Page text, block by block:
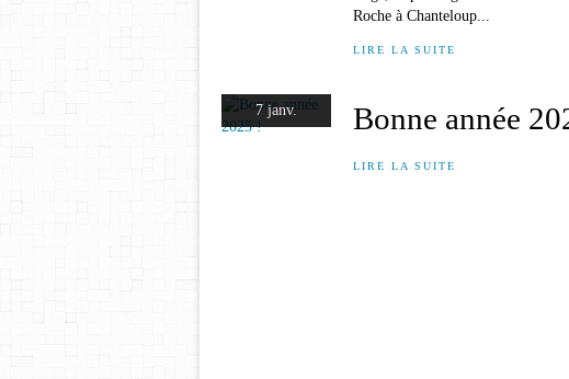
Roche à Chanteloup...
LIRE LA SUITE
7 janv. Bonne année
LIRE LA SUITE